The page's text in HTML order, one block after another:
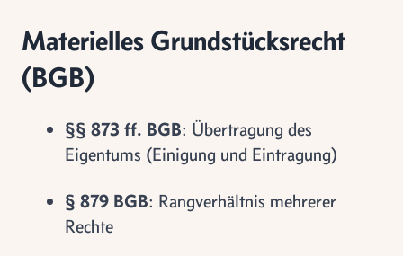
Materielles Grundstücksrecht
(BGB)
§§ 873 ff. BGB: Übertragung des
Eigentums (Einigung und Eintragung)
§ 879 BGB: Rangverhältnis mehrerer
Rechte